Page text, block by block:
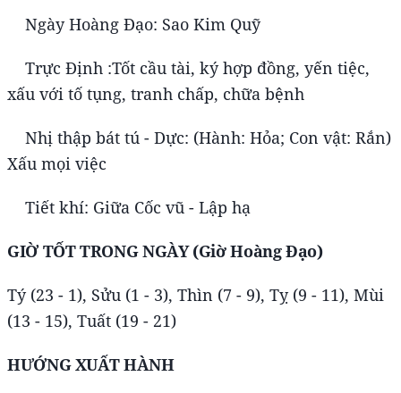
Ngày Hoàng Đạo: Sao Kim Quỹ
Trực Định :Tốt cầu tài, ký hợp đồng, yến tiệc,
xấu với tố tụng, tranh chấp, chữa bệnh
Nhị thập bát tú - Dực: (Hành: Hỏa; Con vật: Rắn)
Xấu mọi việc
Tiết khí: Giữa Cốc vũ - Lập hạ
GIỜ TỐT TRONG NGÀY (Giờ Hoàng Đạo)
Tý (23 - 1), Sửu (1 - 3), Thìn (7 - 9), Tỵ (9 - 11), Mùi
(13 - 15), Tuất (19 - 21)
HƯỚNG XUẤT HÀNH